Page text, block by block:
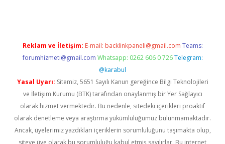
Reklam ve İletişim: E-mail: backlinkpaneli@gmail.com Teams:
forumhizmeti@gmail.com Whatsapp: 0262 606 0 726 Telegram:
@karabul
Yasal Uyarı: Sitemiz, 5651 Sayılı Kanun gereğince Bilgi Teknolojileri
ve İletişim Kurumu (BTK) tarafından onaylanmış bir Yer Sağlayıcı
olarak hizmet vermektedir. Bu nedenle, sitedeki içerikleri proaktif
olarak denetleme veya araştırma yükümlülüğümüz bulunmamaktadır.
Ancak, üyelerimiz yazdıkları içeriklerin sorumluluğunu taşımakta olup,
siteye üye olarak bu sorumluluğu kabul etmiş sayılırlar. Bu internet